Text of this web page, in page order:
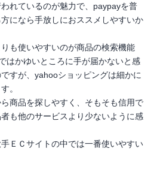
れているのが魅力で、paypayを普
になら手放しにおススメしやすいか
も使いやすいのが商品の検索機能
はかゆいところに手が届かないと感
すが、yahooショッピングは細かに
。
商品を探しやすく、そもそも信用で
も他のサービスより少ないように感
ＥＣサイトの中では一番使いやすい